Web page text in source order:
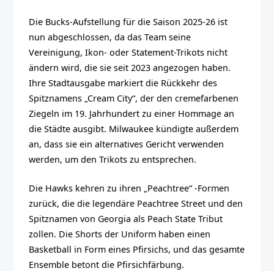
Die Bucks-Aufstellung für die Saison 2025-26 ist
nun abgeschlossen, da das Team seine
Vereinigung, Ikon- oder Statement-Trikots nicht
ändern wird, die sie seit 2023 angezogen haben.
Ihre Stadtausgabe markiert die Rückkehr des
Spitznamens „Cream City“, der den cremefarbenen
Ziegeln im 19. Jahrhundert zu einer Hommage an
die Städte ausgibt. Milwaukee kündigte außerdem
an, dass sie ein alternatives Gericht verwenden
werden, um den Trikots zu entsprechen.
Die Hawks kehren zu ihren „Peachtree“ -Formen
zurück, die die legendäre Peachtree Street und den
Spitznamen von Georgia als Peach State Tribut
zollen. Die Shorts der Uniform haben einen
Basketball in Form eines Pfirsichs, und das gesamte
Ensemble betont die Pfirsichfärbung.